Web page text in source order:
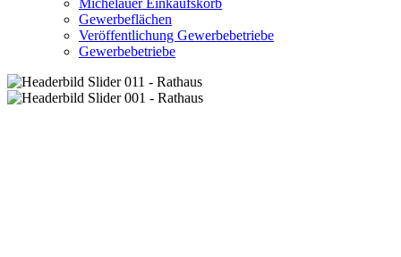
Michelauer Einkaufskorb
Gewerbeflächen
Veröffentlichung Gewerbebetriebe
Gewerbebetriebe